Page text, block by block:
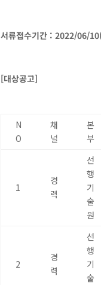
서류접수기간 : 2022/06/
[대상공고]
N
O
채
널
본
부
1
경
력
선
행
기
술
원
2
경
력
선
행
기
술